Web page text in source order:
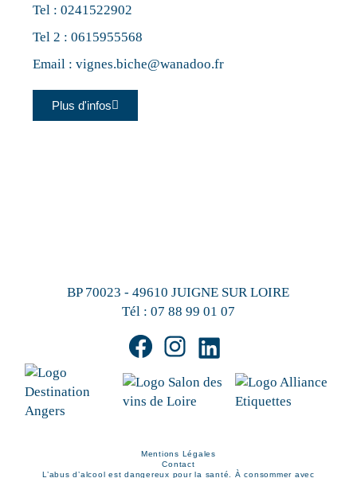
Tel :0241522902
Tel 2 :0615955568
Email :vignes.biche@wanadoo.fr
Plus d'infos
BP 70023 - 49610 JUIGNE SUR LOIRE
Tél : 07 88 99 01 07
Mentions Légales
Contact
L’abus d’alcool est dangereux pour la santé. À consommer avec